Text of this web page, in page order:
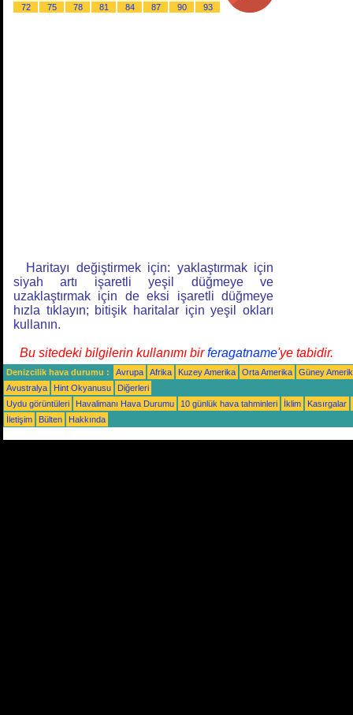
72
75 78 81 84 87 90 93
Haritayı değiştirmek için: yaklaştırmak için
siyah artı işaretli yeşil düğmeye ve
uzaklaştırmak için de eksi işaretli düğmeye
hızla tıklayın; bitişik haritalar için yeşil okları
kullanın.
Bu sitedeki bilgilerin kullanımı birferagatname'ye tabidir.
Denizcilik hava durumu : Avrupa Afrika Kuzey Amerika Orta Amerika
Güney
Avustralya
Hint Okyanusu
Diğerleri
Uydu görüntüleri
Havalimanı Hava Durumu 10 günlük hava tahminleri İklim
Kasırgalar
İletişim
Bülten Hakkında